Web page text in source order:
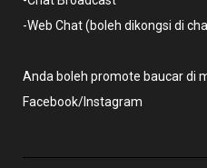
-Web Chat (boleh dikongsi di
Anda boleh promote baucar di
Facebook/Instagram